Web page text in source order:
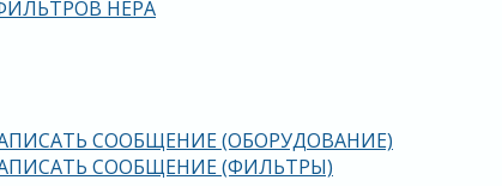
HEPA
СООБЩЕНИЕ (ОБОРУДОВАНИЕ)
СООБЩЕНИЕ (ФИЛЬТРЫ)